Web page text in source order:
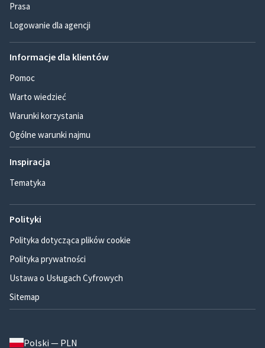
Prasa
Logowanie dla agencji
Informacje dla klientów
Pomoc
Warto wiedzieć
Warunki korzystania
Ogólne warunki najmu
Inspiracja
Tematyka
Polityki
Polityka dotycząca plików cookie
Polityka prywatności
Ustawa o Usługach Cyfrowych
Sitemap
Polski — PLN